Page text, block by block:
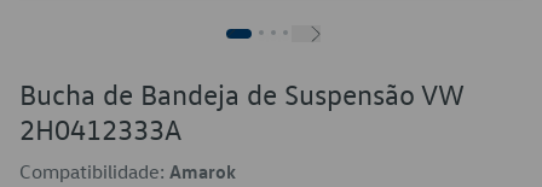
Bucha de Bandeja de Suspensão VW
2H0412333A
Compatibilidade: Amarok